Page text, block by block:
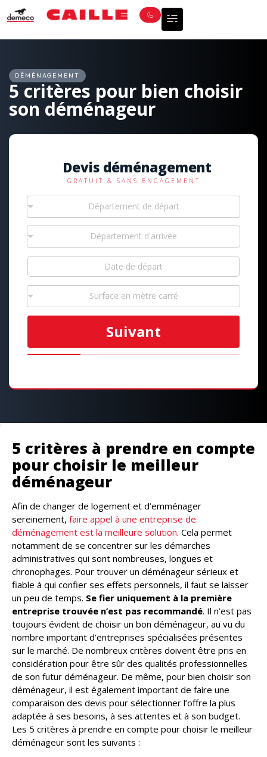
DÉMÉNAGEMENT
5 critères pour bien choisir
son déménageur
Devis déménagement
GRATUIT & SANS ENGAGEMENT
Département de départ
Département d'arrivée
Surface en mètre carré
Suivant
5 critères à prendre en compte
pour choisir le meilleur
déménageur
Afin de changer de logement et d’emménager
sereinement, faire appel à une entreprise de
déménagement est la meilleure solution. Cela permet
notamment de se concentrer sur les démarches
administratives qui sont nombreuses, longues et
chronophages. Pour trouver un déménageur sérieux et
fiable à qui confier ses effets personnels, il faut se laisser
un peu de temps. Se fier uniquement à la première
entreprise trouvée n’est pas recommandé. Il n’est pas
toujours évident de choisir un bon déménageur, au vu du
nombre important d’entreprises spécialisées présentes
sur le marché. De nombreux critères doivent être pris en
considération pour être sûr des qualités professionnelles
de son futur déménageur. De même, pour bien choisir son
déménageur, il est également important de faire une
comparaison des devis pour sélectionner l’offre la plus
adaptée à ses besoins, à ses attentes et à son budget.
Les 5 critères à prendre en compte pour choisir le meilleur
déménageur sont les suivants :